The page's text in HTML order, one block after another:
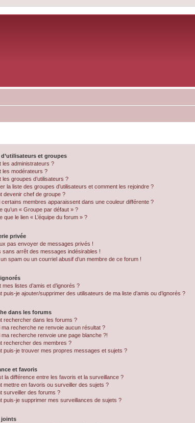
d’utilisateurs et groupes
les administrateurs ?
les modérateurs ?
les groupes d’utilisateurs ?
la liste des groupes d’utilisateurs et comment les rejoindre ?
devenir chef de groupe ?
certains membres apparaissent dans une couleur différente ?
qu’un « Groupe par défaut » ?
que le lien « L’équipe du forum » ?
privée
pas envoyer de messages privés !
sans arrêt des messages indésirables !
un spam ou un courriel abusif d’un membre de ce forum !
mes listes d’amis et d’ignorés ?
puis-je ajouter/supprimer des utilisateurs de ma liste d’amis ou d’ignorés ?
dans les forums
rechercher dans les forums ?
ma recherche ne renvoie aucun résultat ?
ma recherche renvoie une page blanche ?!
rechercher des membres ?
puis-je trouver mes propres messages et sujets ?
et favoris
la différence entre les favoris et la surveillance ?
mettre en favoris ou surveiller des sujets ?
surveiller des forums ?
puis-je supprimer mes surveillances de sujets ?
joints